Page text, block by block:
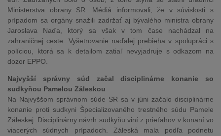
Ministerstva obrany SR. Médiá informovali, že v súvislosti s
prípadom sa orgány snažili zadržať aj bývalého ministra obrany
Jaroslava Naďa, ktorý sa však v tom čase nachádzal na
zahraničnej ceste. Vyšetrovanie naďalej prebieha v spolupráci s
políciou, ktorá sa k detailom zatiaľ nevyjadruje s odkazom na
dozor EPPO.
Najvyšší správny súd začal disciplinárne konanie so
sudkyňou Pamelou Záleskou
Na Najvyššom správnom súde SR sa v júni začalo disciplinárne
konanie proti sudkyni Špecializovaného trestného súdu Pamele
Záleskej. Disciplinárny návrh sudkyňu viní z prieťahov v konaní vo
viacerých súdnych prípadoch. Záleská mala podľa podnetu